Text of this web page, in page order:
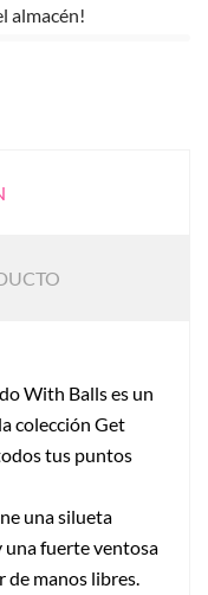
almacén!
With Balls es un
colección Get
tus puntos
una silueta
una fuerte ventosa
de manos libres.